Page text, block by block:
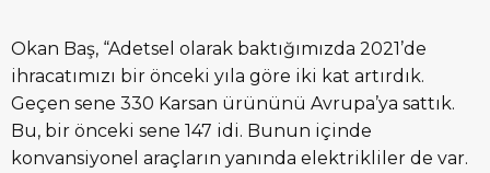
Okan Baş, “Adetsel olarak baktığımızda 2021’de
ihracatımızı bir önceki yıla göre iki kat artırdık.
Geçen sene 330 Karsan ürününü Avrupa’ya sattık.
Bu, bir önceki sene 147 idi. Bunun içinde
konvansiyonel araçların yanında elektrikliler de var.